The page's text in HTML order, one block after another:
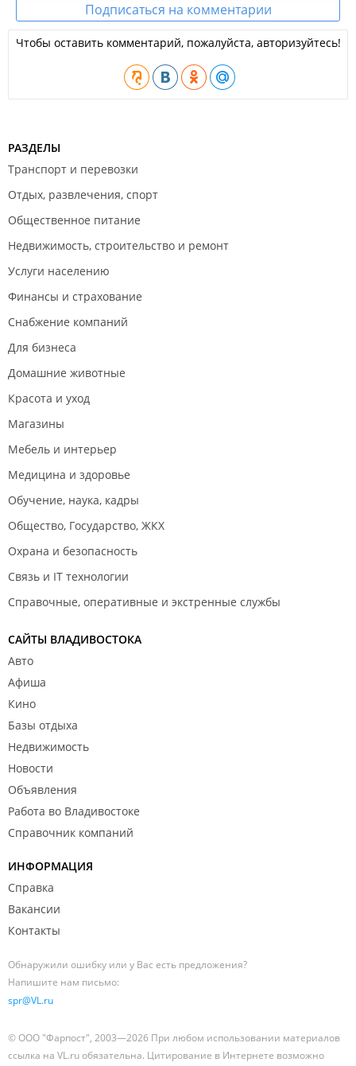
Подписаться на комментарии
Чтобы оставить комментарий, пожалуйста, авторизуйтесь!
РАЗДЕЛЫ
Транспорт и перевозки
Отдых, развлечения, спорт
Общественное питание
Недвижимость, строительство и ремонт
Услуги населению
Финансы и страхование
Снабжение компаний
Для бизнеса
Домашние животные
Красота и уход
Магазины
Мебель и интерьер
Медицина и здоровье
Обучение, наука, кадры
Общество, Государство, ЖКХ
Охрана и безопасность
Связь и IT технологии
Справочные, оперативные и экстренные службы
САЙТЫ ВЛАДИВОСТОКА
Авто
Афиша
Кино
Базы отдыха
Недвижимость
Новости
Объявления
Работа во Владивостоке
Справочник компаний
ИНФОРМАЦИЯ
Справка
Вакансии
Контакты
Обнаружили ошибку или у Вас есть предложения?
Напишите нам письмо:
spr@VL.ru
© ООО "Фарпост", 2003—2026 При любом использовании материалов
ссылка на VL.ru обязательна. Цитирование в Интернете возможно